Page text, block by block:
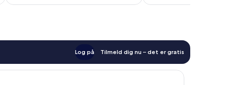
Log på Tilmeld dig nu – det er gratis